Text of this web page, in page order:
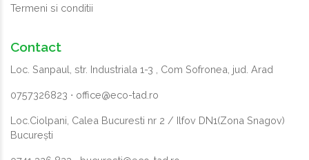
Termeni si conditii
Contact
Loc. Sanpaul, str. Industriala 1-3 , Com Sofronea, jud. Arad
0757326823 ⋅ office@eco-tad.ro
Loc.Ciolpani, Calea Bucuresti nr 2 / Ilfov DN1(Zona Snagov)
București